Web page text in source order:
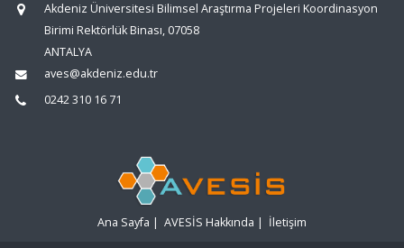
Akdeniz Üniversitesi Bilimsel Araştırma Projeleri Koordinasyon
Birimi Rektörlük Binası, 07058
ANTALYA
aves@akdeniz.edu.tr
0242 310 16 71
Ana Sayfa | AVESİS Hakkında | İletişim